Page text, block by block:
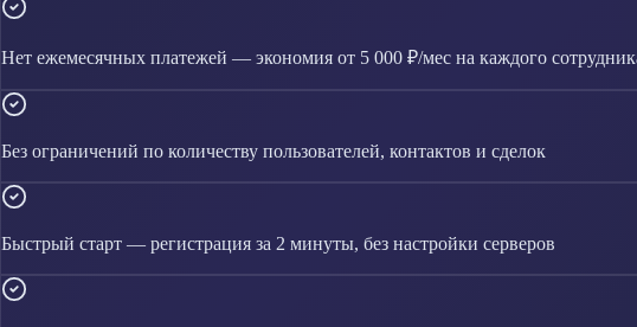
Нет ежемесячных платежей — экономия от 5 000 ₽/мес на каждого
Без ограничений по количеству пользователей, контактов и сделок
Быстрый старт — регистрация за 2 минуты, без настройки серверов